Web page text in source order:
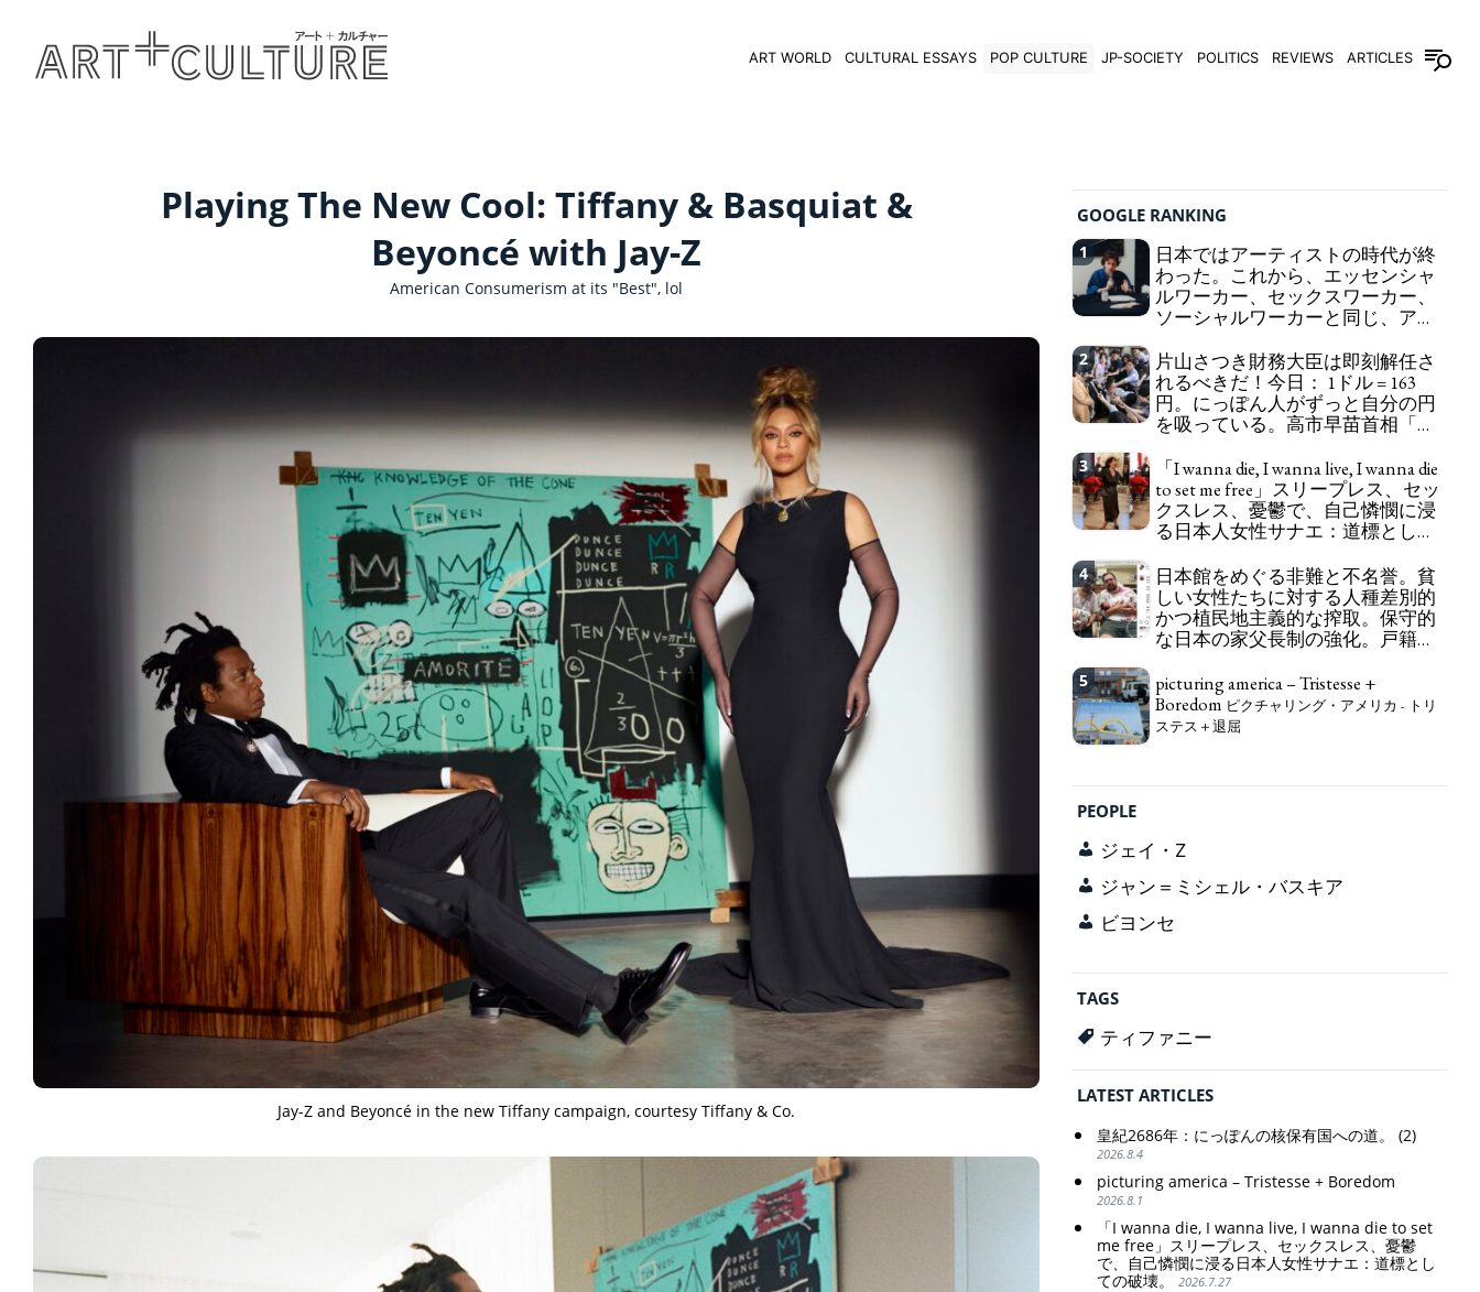
ART WORLD CULTURAL ESSAYS POP CULTURE JP-SOCIETY POLITICS REVIEWS ARTICLES
Playing The New Cool: Tiffany & Basquiat &
Beyoncé with Jay-Z
American Consumerism at its "Best", lol
Jay-Z and Beyoncé in the new Tiffany campaign, courtesy Tiffany & Co.
GOOGLE RANKING
1
日本ではアーティストの時代が終
わった。これから、エッセンシャ
ルワーカー、セックスワーカー、
ソーシャルワーカーと同じ、アー
in Japan the word "artist" into the word "Art
Worker" (similar to "Essential Worker", "Sex Worker"
or "Social Worker")
2
片山さつき財務大臣は即刻解任さ
れるべきだ！今日： 1ドル = 163
円。にっぽん人がずっと自分の円
を吸っている。高市早苗首相「円
ットを強調Finance Minister KATAYAMA
Satsuki should be fired immediately! Today: 1 US$ =
163 Yen. The Japanese Have Long Been Draining
Their Own Yen. Prime Minister TAKAICHI
Fund Special Account happy" - Emphasising the
benefits of the exchange rate
3
「I wanna die, I wanna live, I wanna die
to set me free」スリープレス、セッ
クスレス、憂鬱で、自己憐憫に浸
る日本人女性サナエ：道標として
die to set me free" - Sanae, a Japanese woman who
is sleepless, sexless, depressive and wallowing in
self-pity: destruction as a guidepost.
4
日本館をめぐる非難と不名誉。貧
しい女性たちに対する人種差別的
かつ植民地主義的な搾取。保守的
な日本の家父長制の強化。戸籍制
化。Criticism and disgrace surrounding the
Japan Pavilion. Racist and colonial exploitation of
poor women. Strengthening of conservative
5
picturing america – Tristesse +
Boredom ピクチャリング・アメリカ - トリ
ステス＋退屈
PEOPLE
ジェイ・Z
ジャン＝ミシェル・バスキア
ビヨンセ
TAGS
ティファニー
LATEST ARTICLES
皇紀2686年：にっぽんの核保有国への道。 (2)
2026.8.4
picturing america – Tristesse + Boredom
2026.8.1
「I wanna die, I wanna live, I wanna die to set
me free」スリープレス、セックスレス、憂鬱
で、自己憐憫に浸る日本人女性サナエ：道標とし
ての破壊。
2026.7.27